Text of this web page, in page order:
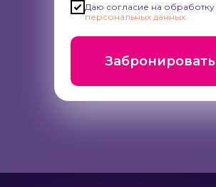
Даю согласие на обработку
персональных данных.
Забронировать